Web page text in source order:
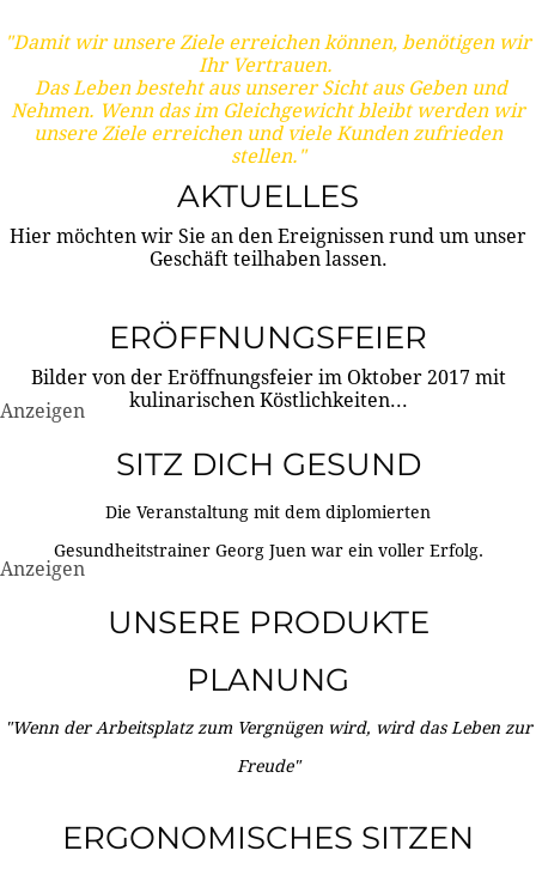
"Damit wir unsere Ziele erreichen können, benötigen wir
Ihr Vertrauen.
Das Leben besteht aus unserer Sicht aus Geben und
Nehmen. Wenn das im Gleichgewicht bleibt werden wir
unsere Ziele erreichen und viele Kunden zufrieden
stellen."
AKTUELLES
Hier möchten wir Sie an den Ereignissen rund um unser
Geschäft teilhaben lassen.
ERÖFFNUNGSFEIER
Bilder von der Eröffnungsfeier im Oktober 2017 mit
kulinarischen Köstlichkeiten...
Anzeigen
SITZ DICH GESUND
Die Veranstaltung mit dem diplomierten
Gesundheitstrainer Georg Juen war ein voller Erfolg.
Anzeigen
UNSERE PRODUKTE
PLANUNG
"Wenn der Arbeitsplatz zum Vergnügen wird, wird das Leben zur
Freude"
ERGONOMISCHES SITZEN